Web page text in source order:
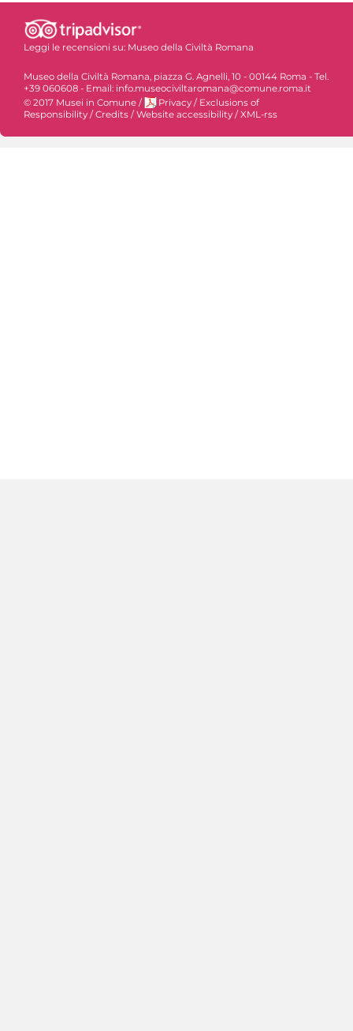
Leggi le recensioni su: Museo della Civiltà Romana
Museo della Civiltà Romana, piazza G. Agnelli, 10 - 00144 Roma - Tel.
+39 060608 - Email: info.museociviltaromana@comune.roma.it
© 2017 Musei in Comune / Privacy / Exclusions of
Responsibility /Credits /Website accessibility /XML-rss